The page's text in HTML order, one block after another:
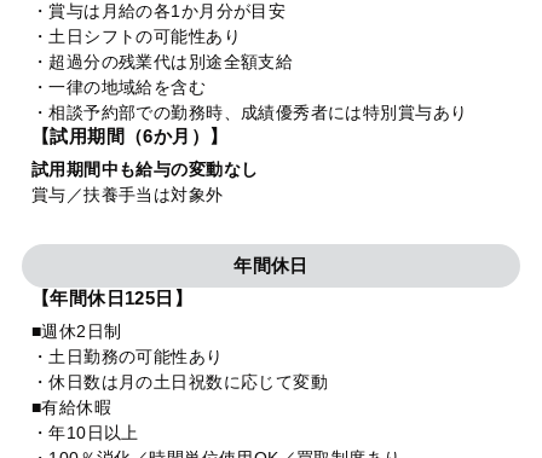
・賞与は月給の各1か月分が目安
・土日シフトの可能性あり
・超過分の残業代は別途全額支給
・一律の地域給を含む
・相談予約部での勤務時、成績優秀者には特別賞与あり
【試用期間（6か月）】
試用期間中も給与の変動なし
賞与／扶養手当は対象外
年間休日
【年間休日125日】
■週休2日制
・土日勤務の可能性あり
・休日数は月の土日祝数に応じて変動
■有給休暇
・年10日以上